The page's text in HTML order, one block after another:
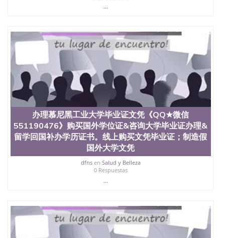
定金下单； 3、公司确认到账转制作点做电子图；
4、电子图做好发给客户确认； 5、电子图确认好转成
品部做成品； 6、成品做好拍照或者视频确认再付余
款； 7、快递给客户（国内顺丰，国外DHL）。 三、
真实网上可查的证明材料 1、教育部学历学位认证，
留服真实存档可查，存档。 2、留学回国人员证明
（使馆认证），使馆网站真实存档可查。 3、留信网
真实可查认证办理，存档可查，终身受用。 四、办理
流程农业科学院、艺术与建筑学院、商学院、交流学
院、地球及物质科学院、教育学院、工程学院、健康
与人类发展学院、信息工程与科学学院、人文学院、
护理学院、科学学院等。学校的教育学院排名在全美
前十名，工学院排名在前十五名，且继续攀升中。纽
约大学为学生们提供本科、硕士及博士学位。学校的
专业课程包括：会计学、MBA、财务、教育、建筑工
程、经济、医学、护理、文学、音乐、生物学、统计
学、美术、电子工程、天文学、农业、环境污染控
理、材料科学、机械工程、航天工程、土木工程、数
学、化学、英语、社会科学、心理学、戏剧、市场营
销、机械工程、计算机科学、物理学、人工智能、商
科、金融专业 1、客户提供相关材料，确定客户办理
...
办理慕尼黑工业大学毕业证文凭《QQ★微信
551190476》购买国外学位证&咨询大学毕业证办理&
留学回国补办学历证书。线上购买文凭毕业证；制造假
国外大学文凭
dfnsen Salud y Belleza
0 Respuestas
...